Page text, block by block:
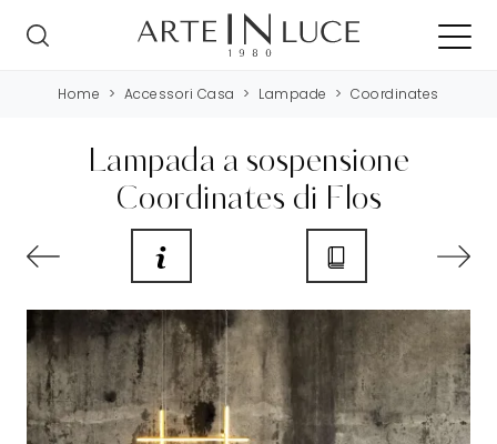
Home > Accessori Casa > Lampade > Coordinates
Lampada a sospensione
Coordinates di Flos